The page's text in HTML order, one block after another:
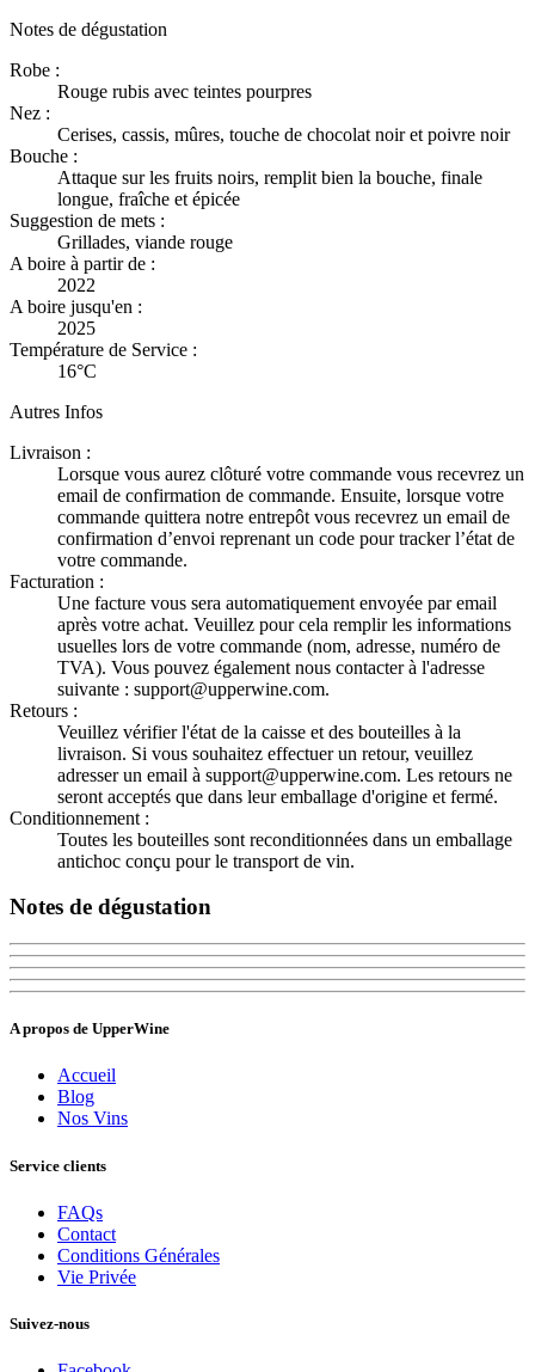
Notes de dégustation
Robe :
Rouge rubis avec teintes pourpres
Nez :
Cerises, cassis, mûres, touche de chocolat noir et poivre noir
Bouche :
Attaque sur les fruits noirs, remplit bien la bouche, finale
longue, fraîche et épicée
Suggestion de mets :
Grillades, viande rouge
A boire à partir de :
2022
A boire jusqu'en :
2025
Température de Service :
16°C
Autres Infos
Livraison :
Lorsque vous aurez clôturé votre commande vous recevrez un
email de confirmation de commande. Ensuite, lorsque votre
commande quittera notre entrepôt vous recevrez un email de
confirmation d’envoi reprenant un code pour tracker l’état de
votre commande.
Facturation :
Une facture vous sera automatiquement envoyée par email
après votre achat. Veuillez pour cela remplir les informations
usuelles lors de votre commande (nom, adresse, numéro de
TVA). Vous pouvez également nous contacter à l'adresse
suivante : support@upperwine.com.
Retours :
Veuillez vérifier l'état de la caisse et des bouteilles à la
livraison. Si vous souhaitez effectuer un retour, veuillez
adresser un email à support@upperwine.com. Les retours ne
seront acceptés que dans leur emballage d'origine et fermé.
Conditionnement :
Toutes les bouteilles sont reconditionnées dans un emballage
antichoc conçu pour le transport de vin.
Notes de dégustation
A propos de UpperWine
Accueil
Blog
Nos Vins
Service clients
FAQs
Contact
Conditions Générales
Vie Privée
Suivez-nous